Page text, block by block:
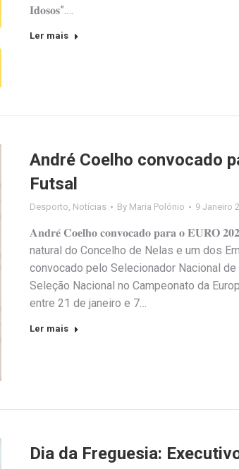
𝐈𝐝𝐨𝐬𝐨𝐬”.…
Ler mais
André Coelho convocado
Futsal
Desporto, Notícias By Maria Polónio 9 Janeiro
𝐀𝐧𝐝𝐫𝐞́ 𝐂𝐨𝐞𝐥𝐡𝐨 𝐜𝐨𝐧𝐯𝐨𝐜𝐚𝐝𝐨 𝐩𝐚𝐫𝐚 𝐨 𝐄𝐔𝐑𝐎
natural do Concelho de Nelas e um dos
convocado pelo Selecionador Nacional
Seleção Nacional no Campeonato da
entre 21 de janeiro e 7…
Ler mais
Dia da Freguesia: